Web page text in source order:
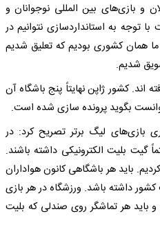
و بازی‌های بین المللی نوجوانان و
توجه به استانداردسازی نتوانیم در
ما همان کشوری بودیم که تعلیق شدیم
شدیم.
گرفته اند. کشور ژاپن نهایتاً پنج باشگاه آن
بگوید پرونده سازی شده است.
بازی‌های لیگ برتر تصریح کرد: در
گیت بلیت الکترونیکی داشته باشند.
باید هر باشگاهی کانون هواداران
داشته باشد. ورزشگاه در هر بازی
و باید هر تماشگر روی صندلی که بلیت